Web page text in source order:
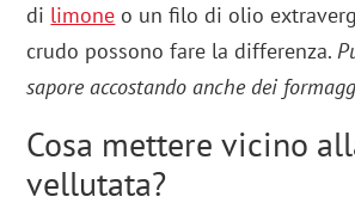
di limone o un filo di olio
crudo possono fare la differenza.
sapore accostando anche dei
Cosa mettere vicino
vellutata?